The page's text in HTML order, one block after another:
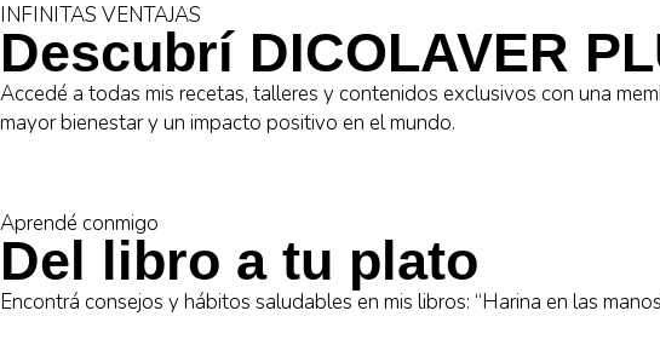
INFINITAS VENTAJAS
Descubrí DICOLAVER
Accedé a todas mis recetas, talleres y contenidos exclusivos con una
mayor bienestar y un impacto positivo en el mundo.
Aprendé conmigo
Del libro a tu plato
Encontrá consejos y hábitos saludables en mis libros: “Harina en las